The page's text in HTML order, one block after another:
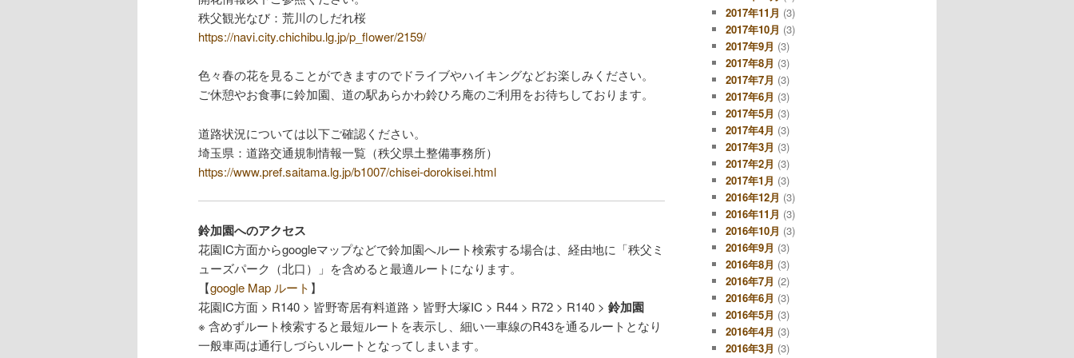
秩父観光なび：荒川のしだれ桜
https://navi.city.chichibu.lg.jp/p_flower/2159/
色々春の花を見ることができますのでドライブやハイキングなどお楽しみください。
ご休憩やお食事に鈴加園、道の駅あらかわ鈴ひろ庵のご利用をお待ちしております。
道路状況については以下ご確認ください。
埼玉県：道路交通規制情報一覧（秩父県土整備事務所）
https://www.pref.saitama.lg.jp/b1007/chisei-dorokisei.html
鈴加園へのアクセス
花園IC方面からgoogleマップなどで鈴加園へルート検索する場合は、経由地に「秩父ミ
ューズパーク（北口）」を含めると最適ルートになります。
【google Map ルート 】
花園IC方面 > R140 > 皆野寄居有料道路 > 皆野大塚IC > R44 > R72 > R140 > 鈴加園
※ 含めずルート検索すると最短ルートを表示し、細い一車線のR43を通るルートとなり
一般車両は通行しづらいルートとなってしまいます。
2017年11月 (3)
2017年10月 (3)
2017年9月 (3)
2017年8月 (3)
2017年7月 (3)
2017年6月 (3)
2017年5月 (3)
2017年4月 (3)
2017年3月 (3)
2017年2月 (3)
2017年1月 (3)
2016年12月 (3)
2016年11月 (3)
2016年10月 (3)
2016年9月 (3)
2016年8月 (3)
2016年7月 (2)
2016年6月 (3)
2016年5月 (3)
2016年4月 (3)
2016年3月 (3)